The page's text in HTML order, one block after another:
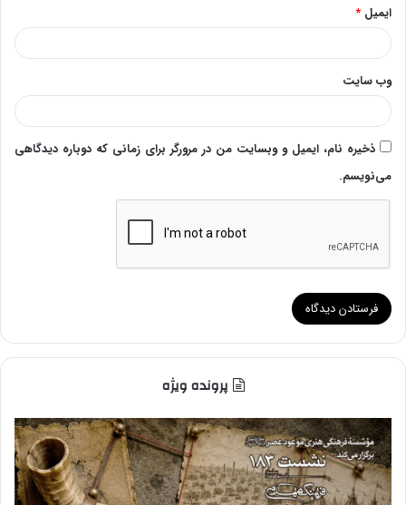
ایمیل *
وب‌ سایت
ذخیره نام، ایمیل و وبسایت من در مرورگر برای زمانی که دوباره دیدگاهی
می‌نویسم.
پرونده ویژه